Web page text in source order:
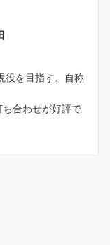
役を目指す、自称
合わせが好評で